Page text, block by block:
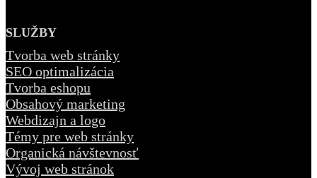
SLUŽBY
Tvorba web stránky
SEO optimalizácia
Tvorba eshopu
Obsahový marketing
Webdizajn a logo
Témy pre web stránky
Organická návštevnosť
Vývoj web stránok